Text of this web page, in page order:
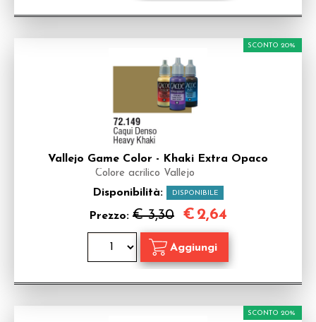
Vallejo Game Color - Khaki Extra Opaco
Colore acrilico Vallejo
Disponibilità: DISPONIBILE
Prezzo: € 3,30
SCONTO 20%
€ 2,64
SCONTO 20%